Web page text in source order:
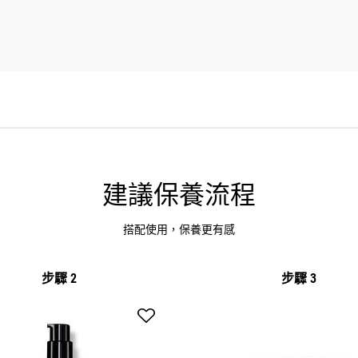
建議保養流程
搭配使用，保養更有感
步驟 2 步驟 3